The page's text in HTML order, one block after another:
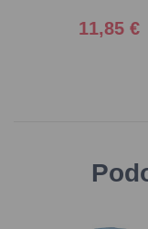
11,85 €